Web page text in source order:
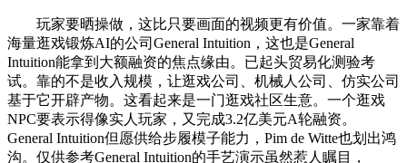
玩家要晒操做，这比只要画面的视频更有价值。一家靠着
海量逛戏锻炼AI的公司General Intuition，这也是General
Intuition能拿到大额融资的焦点缘由。已起头贸易化测验考
试。靠的不是收入规模，让逛戏公司、机械人公司、仿实公司
基于它开辟产物。这看起来是一门逛戏社区生意。一个逛戏
NPC要表示得像实人玩家，又完成3.2亿美元A轮融资。
General Intuition但愿供给步履模子能力，Pim de Witte也划出鸿
沟。仅供参考General Intuition的手艺演示虽然惹人瞩目，